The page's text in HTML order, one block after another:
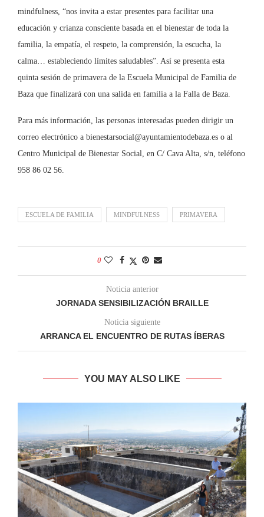
mindfulness, “nos invita a estar presentes para facilitar una
educación y crianza consciente basada en el bienestar de toda la
familia, la empatía, el respeto, la comprensión, la escucha, la
calma… estableciendo límites saludables”. Así se presenta esta
quinta sesión de primavera de la Escuela Municipal de Familia de
Baza que finalizará con una salida en familia a la Falla de Baza.
Para más información, las personas interesadas pueden dirigir un
correo electrónico a bienestarsocial@ayuntamientodebaza.es o al
Centro Municipal de Bienestar Social, en C/ Cava Alta, s/n, teléfono
958 86 02 56.
ESCUELA DE FAMILIA MINDFULNESS PRIMAVERA
0
Noticia anterior
JORNADA SENSIBILIZACIÓN BRAILLE
Noticia siguiente
ARRANCA EL ENCUENTRO DE RUTAS ÍBERAS
YOU MAY ALSO LIKE